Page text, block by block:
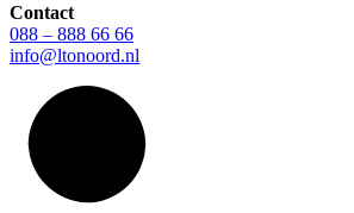
Contact
088 – 888 66 66
info@ltonoord.nl